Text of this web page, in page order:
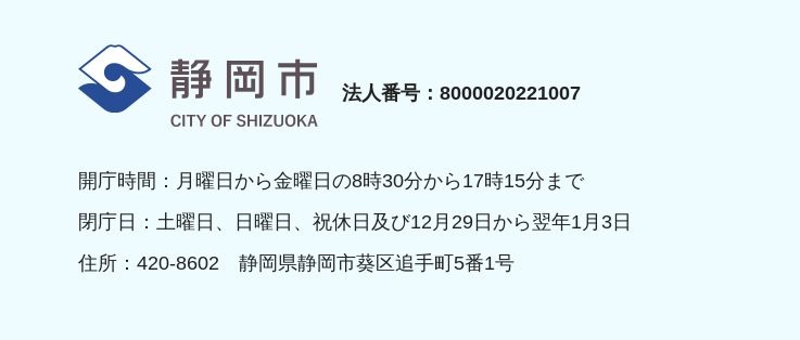
法人番号：8000020221007
開庁時間：月曜日から金曜日の8時30分から17時15分まで
閉庁日：土曜日、日曜日、祝休日及び12月29日から翌年1月3日
住所：420-8602 静岡県静岡市葵区追手町5番1号